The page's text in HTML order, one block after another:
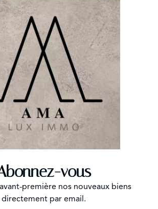
vous
première nos nouveaux biens
directement par email.